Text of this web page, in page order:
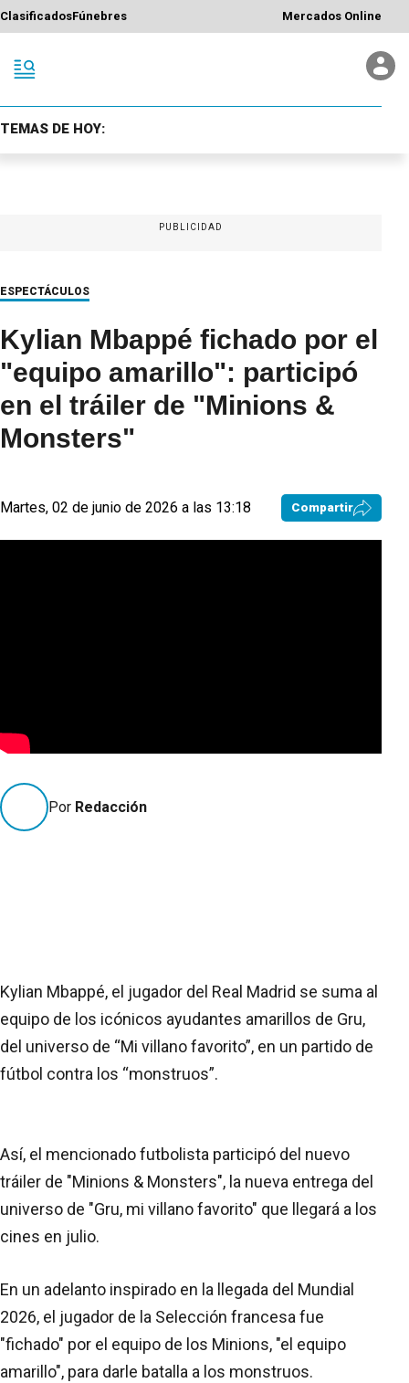
ClasificadosFúnebres Mercados Online
TEMAS DE HOY:
PUBLICIDAD
ESPECTÁCULOS
Kylian Mbappé fichado por el
"equipo amarillo": participó
en el tráiler de "Minions &
Monsters"
Martes, 02 de junio de 2026 a las 13:18 Compartir
Por Redacción
Kylian Mbappé, el jugador del Real Madrid se suma al
equipo de los icónicos ayudantes amarillos de Gru,
del universo de “Mi villano favorito”, en un partido de
fútbol contra los “monstruos”.
Así, el mencionado futbolista participó del nuevo
tráiler de "Minions & Monsters", la nueva entrega del
universo de "Gru, mi villano favorito" que llegará a los
cines en julio.
En un adelanto inspirado en la llegada del Mundial
2026, el jugador de la Selección francesa fue
"fichado" por el equipo de los Minions, "el equipo
amarillo", para darle batalla a los monstruos.